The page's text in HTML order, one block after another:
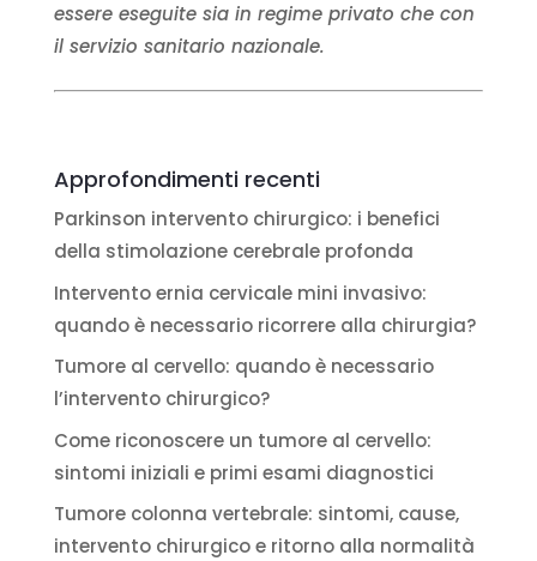
essere eseguite sia in regime privato che con
il servizio sanitario nazionale.
Approfondimenti recenti
Parkinson intervento chirurgico: i benefici
della stimolazione cerebrale profonda
Intervento ernia cervicale mini invasivo:
quando è necessario ricorrere alla chirurgia?
Tumore al cervello: quando è necessario
l’intervento chirurgico?
Come riconoscere un tumore al cervello:
sintomi iniziali e primi esami diagnostici
Tumore colonna vertebrale: sintomi, cause,
intervento chirurgico e ritorno alla normalità